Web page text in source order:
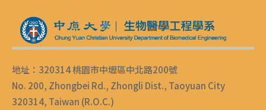
地址：320314 桃園市中壢區中北路200號
No. 200, Zhongbei Rd., Zhongli Dist., Taoyuan City
320314, Taiwan (R.O.C.)